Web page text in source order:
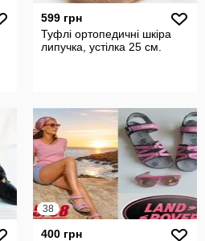
599 грн
Туфлі ортопедичні шкіра
липучка, устілка 25 см.
38
400 грн